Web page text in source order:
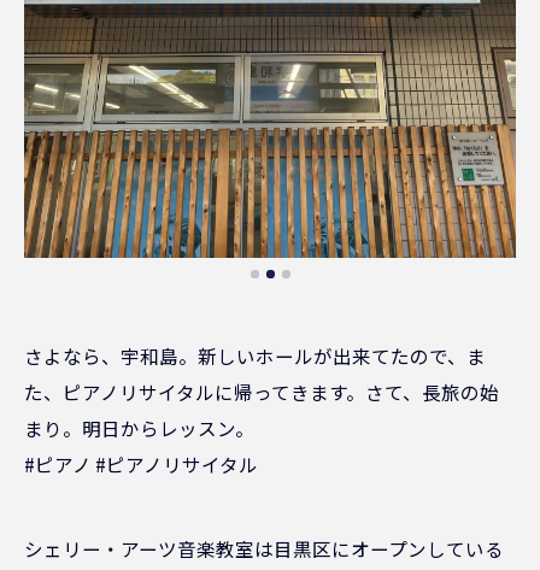
さよなら、宇和島。新しいホールが出来てたので、ま
た、ピアノリサイタルに帰ってきます。さて、長旅の始
まり。明日からレッスン。
#ピアノ #ピアノリサイタル
シェリー・アーツ音楽教室は目黒区にオープンしている